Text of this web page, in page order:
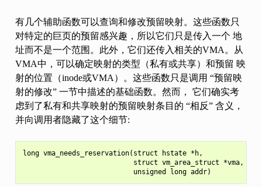
有几个辅助函数可以查询和修改预留映射。这些函数只
对特定的巨页的预留感兴趣，所以它们只是传入一个 地
址而不是一个范围。此外，它们还传入相关的VMA。从
VMA中，可以确定映射的类型（私有或共享）和预留 映
射的位置（inode或VMA）。这些函数只是调用 “预留映
射的修改” 一节中描述的基础函数。然而， 它们确实考
虑到了私有和共享映射的预留映射条目的 “相反” 含义，
并向调用者隐藏了这个细节:
long vma_needs_reservation(struct hstate *h,
                           struct vm_area_struct *vma,